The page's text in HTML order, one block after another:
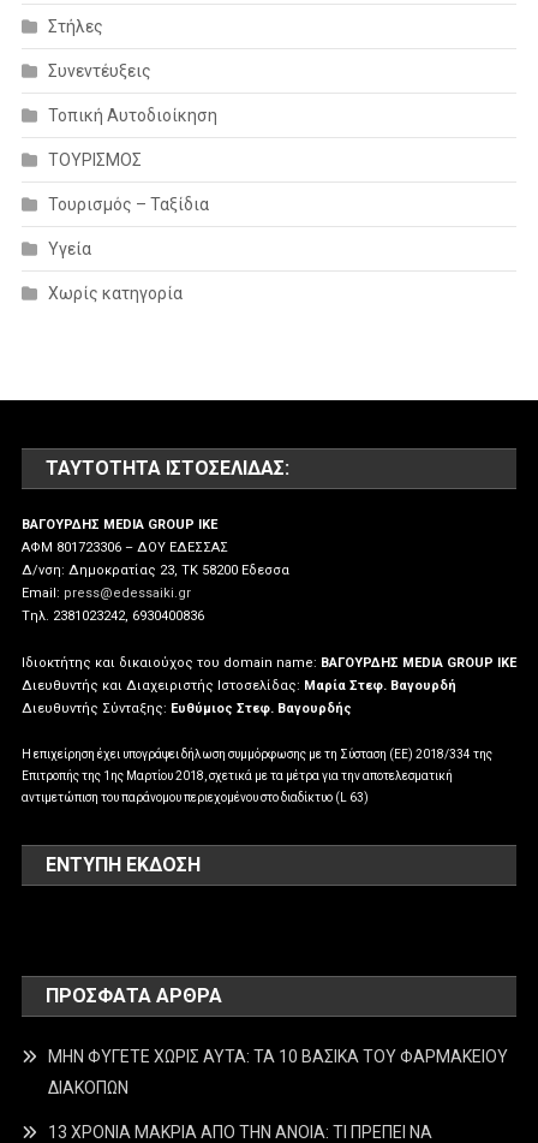
Στήλες
Συνεντέυξεις
Τοπική Αυτοδιοίκηση
ΤΟΥΡΙΣΜΟΣ
Τουρισμός – Ταξίδια
Υγεία
Χωρίς κατηγορία
ΤΑΥΤΌΤΗΤΑ ΙΣΤΟΣΕΛΊΔΑΣ:
ΒΑΓΟΥΡΔΗΣ MEDIA GROUP IKE
ΑΦΜ 801723306 – ΔΟΥ ΕΔΕΣΣΑΣ
Δ/νση: Δημοκρατίας 23, ΤΚ 58200 Εδεσσα
Email: press@edessaiki.gr
Tηλ. 2381023242, 6930400836
Ιδιοκτήτης και δικαιούχος του domain name: ΒΑΓΟΥΡΔΗΣ MEDIA GROUP IKE
Διευθυντής και Διαχειριστής Ιστοσελίδας: Μαρία Στεφ. Βαγουρδή
Διευθυντής Σύνταξης: Ευθύμιος Στεφ. Βαγουρδής
Η επιχείρηση έχει υπογράψει δήλωση συμμόρφωσης με τη Σύσταση (ΕΕ) 2018/334 της
Επιτροπής της 1ης Μαρτίου 2018, σχετικά με τα μέτρα για την αποτελεσματική
αντιμετώπιση του παράνομου περιεχομένου στο διαδίκτυο (L 63)
ΕΝΤΥΠΗ ΕΚΔΟΣΗ
ΠΡΌΣΦΑΤΑ ΆΡΘΡΑ
ΜΗΝ ΦΥΓΕΤΕ ΧΩΡΙΣ ΑΥΤΑ: ΤΑ 10 ΒΑΣΙΚΑ ΤΟΥ ΦΑΡΜΑΚΕΙΟΥ
ΔΙΑΚΟΠΩΝ
13 ΧΡΟΝΙΑ ΜΑΚΡΙΑ ΑΠΟ ΤΗΝ ΑΝΟΙΑ: ΤΙ ΠΡΕΠΕΙ ΝΑ